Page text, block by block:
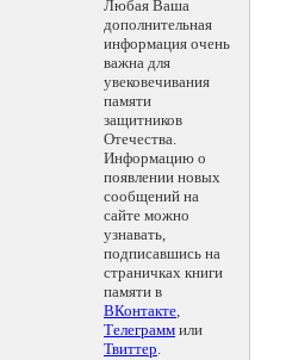
Любая Ваша
дополнительная
информация очень
важна для
увековечивания
памяти
защитников
Отечества.
Информацию о
появлении новых
сообщений на
сайте можно
узнавать,
подписавшись на
страничках книги
памяти в
ВКонтакте,
Телеграмм или
Твиттер.